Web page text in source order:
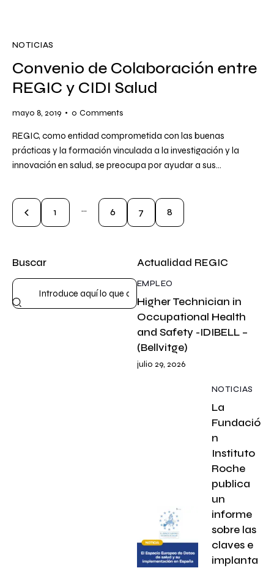
NOTICIAS
Convenio de Colaboración entre
REGIC y CIDI Salud
mayo 8, 2019 0 Comments
REGIC, como entidad comprometida con las buenas
prácticas y la formación vinculada a la investigación y la
innovación en salud, se preocupa por ayudar a sus…
1 … 6 7 8
Buscar Actualidad REGIC
EMPLEO
Higher Technician in
Occupational Health
and Safety -IDIBELL –
(Bellvitge)
julio 29, 2026
NOTICIAS
La
Fundació
n
Instituto
Roche
publica
un
informe
sobre las
claves e
implanta